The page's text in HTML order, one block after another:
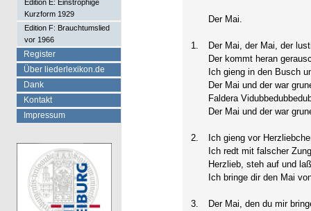
Der Mai.
1.
Der Mai, der Mai, der
Der kommt heran
Ich gieng in den Busch
Der Mai und der war
Faldera
Der Mai und der war
2.
Ich gieng vor
Ich redt mit falscher
Herzlieb, steh auf und
Ich bringe dir den Mai
3.
Der Mai, den du mir
Edition E: Einstrophige
Kurzform 1929
Edition F: Brauchtumslied
vor 1966
Register
Über liederlexikon.de
Dank
Kontakt
Impressum